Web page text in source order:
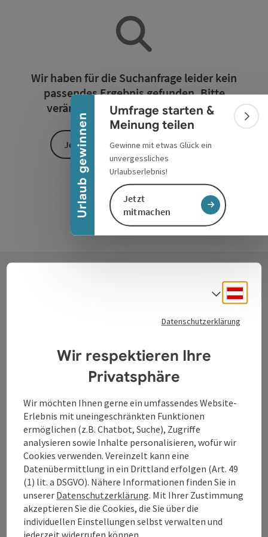
Urlaub gewinnen
Banner einklappen
Umfrage starten &
Meinung teilen
Gewinne mit etwas Glück ein
unvergessliches
Urlaubserlebnis!
Jetzt
mitmachen
Wir haben für die Suchanfrage leider kein
passendes Ergebnis gefunden. Bitte
verändern Sie die Filterfunktionen!
Jetzt alle Filter zurücksetzen
Tourismusverband Donauregion
Oberösterreich
WGD Donau Oberösterreich Tourismus
GmbH
Lindengasse 9
4040 Linz
+43 732 7277 - 888
info@donauregion.at
Datenschutzerklärung
Wir respektieren Ihre
Privatsphäre
Wir möchten Ihnen gerne ein umfassendes Website-
Erlebnis mit uneingeschränkten Funktionen
ermöglichen (z.B. Chatbot, Suche), Zugriffe
analysieren sowie Inhalte personalisieren, wofür wir
Cookies verwenden. Vereinzelt kann eine
Datenübermittlung in ein Drittland erfolgen (Art. 49
(1) lit. a DSGVO). Nähere Informationen finden Sie in
unserer Datenschutzerklärung. Mit Ihrer Zustimmung
akzeptieren Sie die Cookies, die Sie über die
individuellen Einstellungen selbst verwalten und
jederzeit widerrufen können.